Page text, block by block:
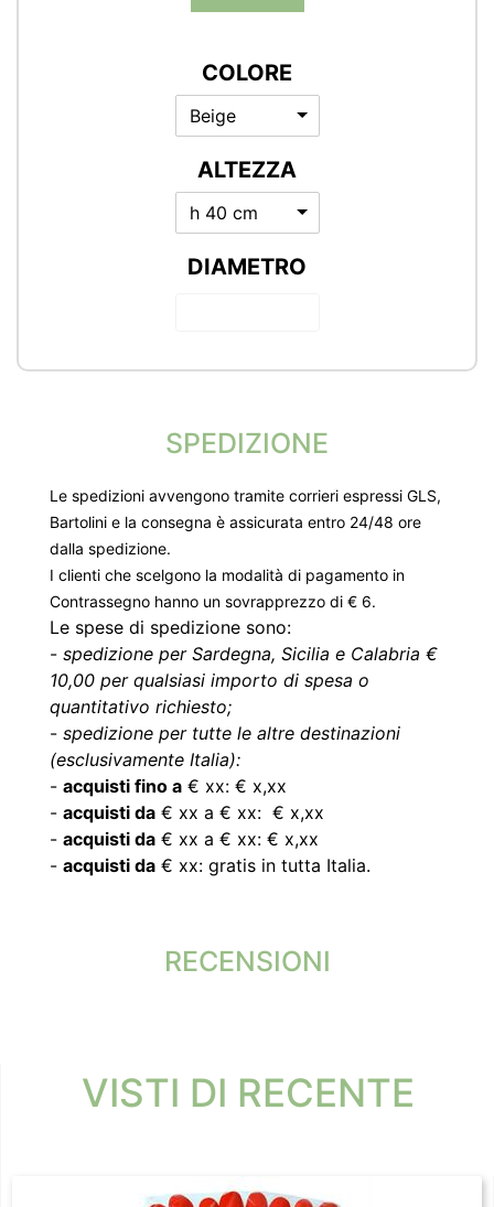
COLORE
Beige
ALTEZZA
h 40 cm
DIAMETRO
SPEDIZIONE
Le spedizioni avvengono tramite corrieri espressi GLS,
Bartolini e la consegna è assicurata entro 24/48 ore
dalla spedizione.
I clienti che scelgono la modalità di pagamento in
Contrassegno hanno un sovrapprezzo di € 6.
Le spese di spedizione sono:
- spedizione per Sardegna, Sicilia e Calabria €
10,00 per qualsiasi importo di spesa o
quantitativo richiesto;
- spedizione per tutte le altre destinazioni
(esclusivamente Italia):
- acquisti fino a € xx: € x,xx
- acquisti da € xx a € xx: € x,xx
- acquisti da € xx a € xx: € x,xx
- acquisti da € xx: gratis in tutta Italia.
RECENSIONI
VISTI DI RECENTE